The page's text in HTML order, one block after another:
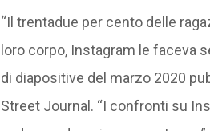
“Il trentadue per cento delle
loro corpo, Instagram le faceva
di diapositive del marzo 2020
Street Journal. “I confronti su